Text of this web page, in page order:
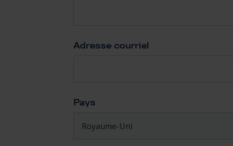
Adresse courriel
Pays